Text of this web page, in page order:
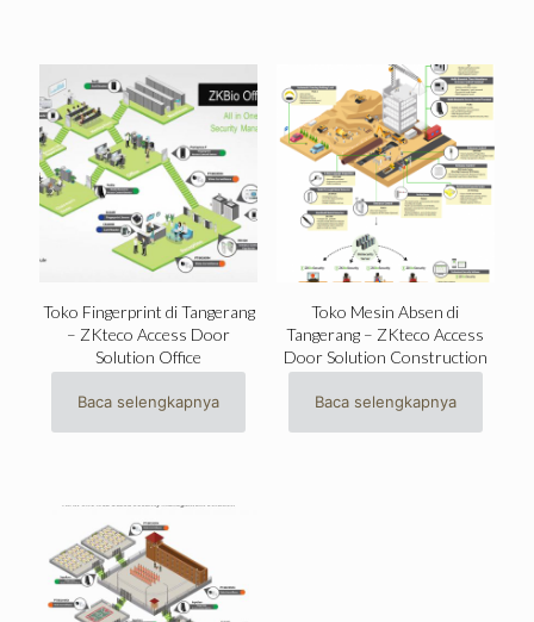
Toko Fingerprint di Tangerang
– ZKteco Access Door
Solution Office
Baca selengkapnya
Toko Mesin Absen di
Tangerang – ZKteco Access
Door Solution Construction
Baca selengkapnya